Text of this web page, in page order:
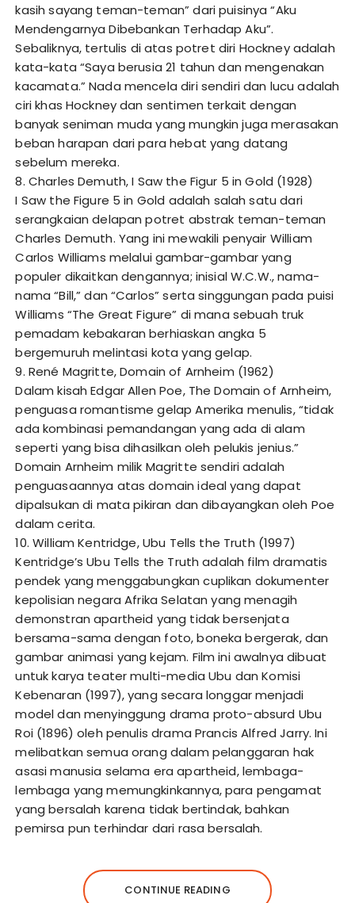
kasih sayang teman-teman” dari puisinya “Aku
Mendengarnya Dibebankan Terhadap Aku”.
Sebaliknya, tertulis di atas potret diri Hockney adalah
kata-kata “Saya berusia 21 tahun dan mengenakan
kacamata.” Nada mencela diri sendiri dan lucu adalah
ciri khas Hockney dan sentimen terkait dengan
banyak seniman muda yang mungkin juga merasakan
beban harapan dari para hebat yang datang
sebelum mereka.
8. Charles Demuth, I Saw the Figur 5 in Gold (1928)
I Saw the Figure 5 in Gold adalah salah satu dari
serangkaian delapan potret abstrak teman-teman
Charles Demuth. Yang ini mewakili penyair William
Carlos Williams melalui gambar-gambar yang
populer dikaitkan dengannya; inisial W.C.W., nama-
nama “Bill,” dan “Carlos” serta singgungan pada puisi
Williams “The Great Figure” di mana sebuah truk
pemadam kebakaran berhiaskan angka 5
bergemuruh melintasi kota yang gelap.
9. René Magritte, Domain of Arnheim (1962)
Dalam kisah Edgar Allen Poe, The Domain of Arnheim,
penguasa romantisme gelap Amerika menulis, “tidak
ada kombinasi pemandangan yang ada di alam
seperti yang bisa dihasilkan oleh pelukis jenius.”
Domain Arnheim milik Magritte sendiri adalah
penguasaannya atas domain ideal yang dapat
dipalsukan di mata pikiran dan dibayangkan oleh Poe
dalam cerita.
10. William Kentridge, Ubu Tells the Truth (1997)
Kentridge’s Ubu Tells the Truth adalah film dramatis
pendek yang menggabungkan cuplikan dokumenter
kepolisian negara Afrika Selatan yang menagih
demonstran apartheid yang tidak bersenjata
bersama-sama dengan foto, boneka bergerak, dan
gambar animasi yang kejam. Film ini awalnya dibuat
untuk karya teater multi-media Ubu dan Komisi
Kebenaran (1997), yang secara longgar menjadi
model dan menyinggung drama proto-absurd Ubu
Roi (1896) oleh penulis drama Prancis Alfred Jarry. Ini
melibatkan semua orang dalam pelanggaran hak
asasi manusia selama era apartheid, lembaga-
lembaga yang memungkinkannya, para pengamat
yang bersalah karena tidak bertindak, bahkan
pemirsa pun terhindar dari rasa bersalah.
CONTINUE READING